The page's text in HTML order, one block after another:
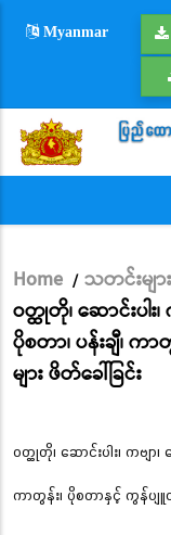
Myanmar
Breadcrumb
Home / သတင်းများ
ဝတ္ထုတို၊ ဆောင်းပါး
ပိုစတာ၊ ပန်းချီ၊ က
များ ဖိတ်ခေါ်ခြင်း
ဝတ္ထုတို၊ ဆောင်းပါး၊ ကဗျာ
ကာတွန်း၊ ပိုစတာနှင့် ကွန်ပျူတ